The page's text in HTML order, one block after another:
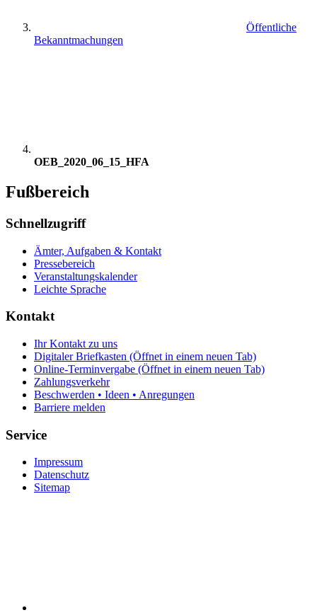
Öffentliche
Bekanntmachungen
OEB_2020_06_15_HFA
Fußbereich
Schnellzugriff
Ämter, Aufgaben & Kontakt
Pressebereich
Veranstaltungskalender
Leichte Sprache
Kontakt
Ihr Kontakt zu uns
Digitaler Briefkasten (Öffnet in einem neuen Tab)
Online-Terminvergabe (Öffnet in einem neuen Tab)
Zahlungsverkehr
Beschwerden • Ideen • Anregungen
Barriere melden
Service
Impressum
Datenschutz
Sitemap